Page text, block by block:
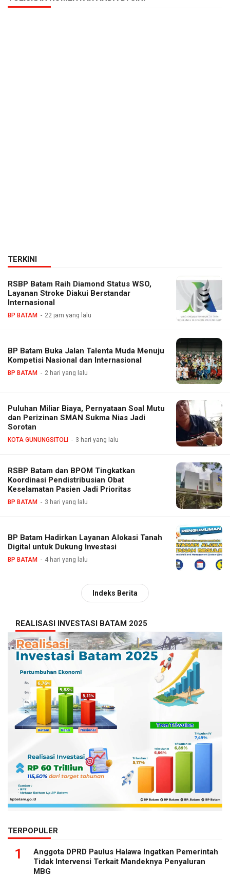
TERKINI
RSBP Batam Raih Diamond Status WSO,
Layanan Stroke Diakui Berstandar
Internasional
BP BATAM 22 jam yang lalu
BP Batam Buka Jalan Talenta Muda Menuju
Kompetisi Nasional dan Internasional
BP BATAM 2 hari yang lalu
Puluhan Miliar Biaya, Pernyataan Soal Mutu
dan Perizinan SMAN Sukma Nias Jadi
Sorotan
KOTA GUNUNGSITOLI 3 hari yang lalu
RSBP Batam dan BPOM Tingkatkan
Koordinasi Pendistribusian Obat
Keselamatan Pasien Jadi Prioritas
BP BATAM 3 hari yang lalu
BP Batam Hadirkan Layanan Alokasi Tanah
Digital untuk Dukung Investasi
BP BATAM 4 hari yang lalu
Indeks Berita
REALISASI INVESTASI BATAM 2025
TERPOPULER
1
Anggota DPRD Paulus Halawa Ingatkan Pemerintah
Tidak Intervensi Terkait Mandeknya Penyaluran
MBG